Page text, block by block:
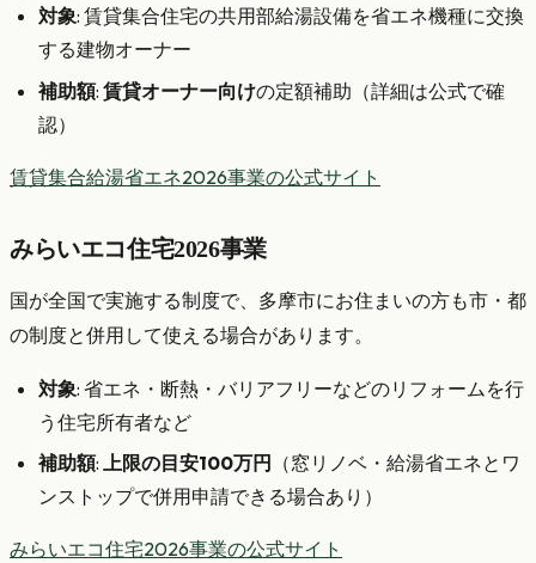
対象: 賃貸集合住宅の共用部給湯設備を省エネ機種に交換
する建物オーナー
補助額: 賃貸オーナー向けの定額補助（詳細は公式で確
認）
賃貸集合給湯省エネ2026事業の公式サイト
みらいエコ住宅2026事業
国が全国で実施する制度で、多摩市にお住まいの方も市・都
の制度と併用して使える場合があります。
対象: 省エネ・断熱・バリアフリーなどのリフォームを行
う住宅所有者など
補助額: 上限の目安100万円
（窓リノベ・給湯省エネとワ
ンストップで併用申請できる場合あり）
みらいエコ住宅2026事業の公式サイト